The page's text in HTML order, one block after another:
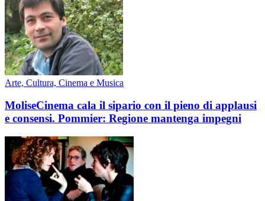
Arte, Cultura, Cinema e Musica
MoliseCinema cala il sipario con il pieno di applausi
e consensi. Pommier: Regione mantenga impegni